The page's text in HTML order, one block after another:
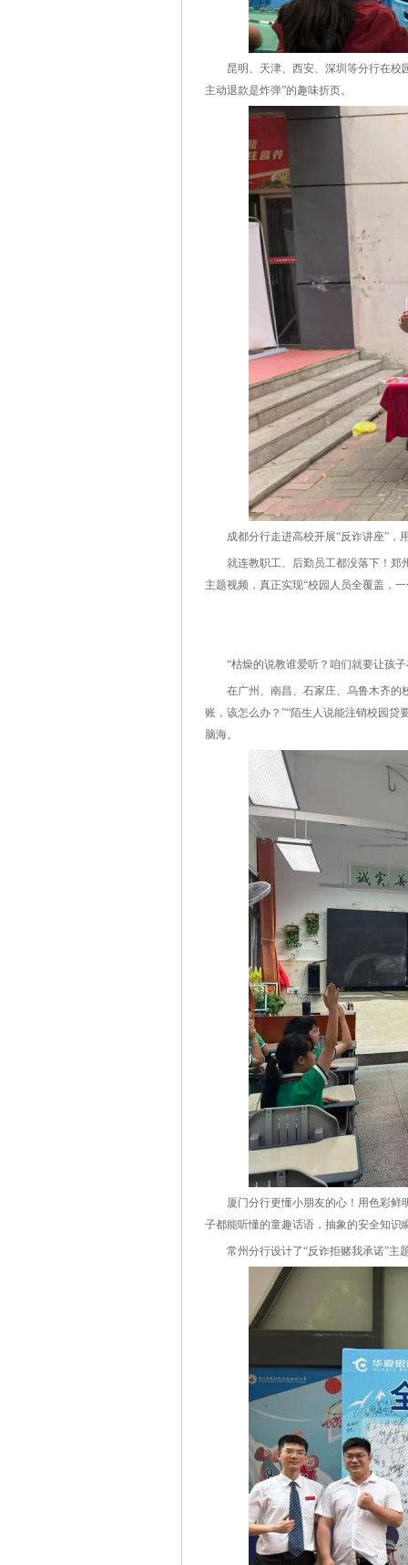
昆明、天津、西安、深圳等分行在校园
主动退款是炸弹”的趣味折页。
成都分行走进高校开展“反诈讲座”，用
就连教职工、后勤员工都没落下！郑州
主题视频，真正实现“校园人员全覆盖，
“枯燥的说教谁爱听？咱们就要让孩子
在广州、南昌、石家庄、乌鲁木齐的
账，该怎么办？”“陌生人说能注销校园贷
脑海。
厦门分行更懂小朋友的心！用色彩鲜明
子都能听懂的童趣话语，抽象的安全知识
常州分行设计了“反诈拒赌我承诺”主题